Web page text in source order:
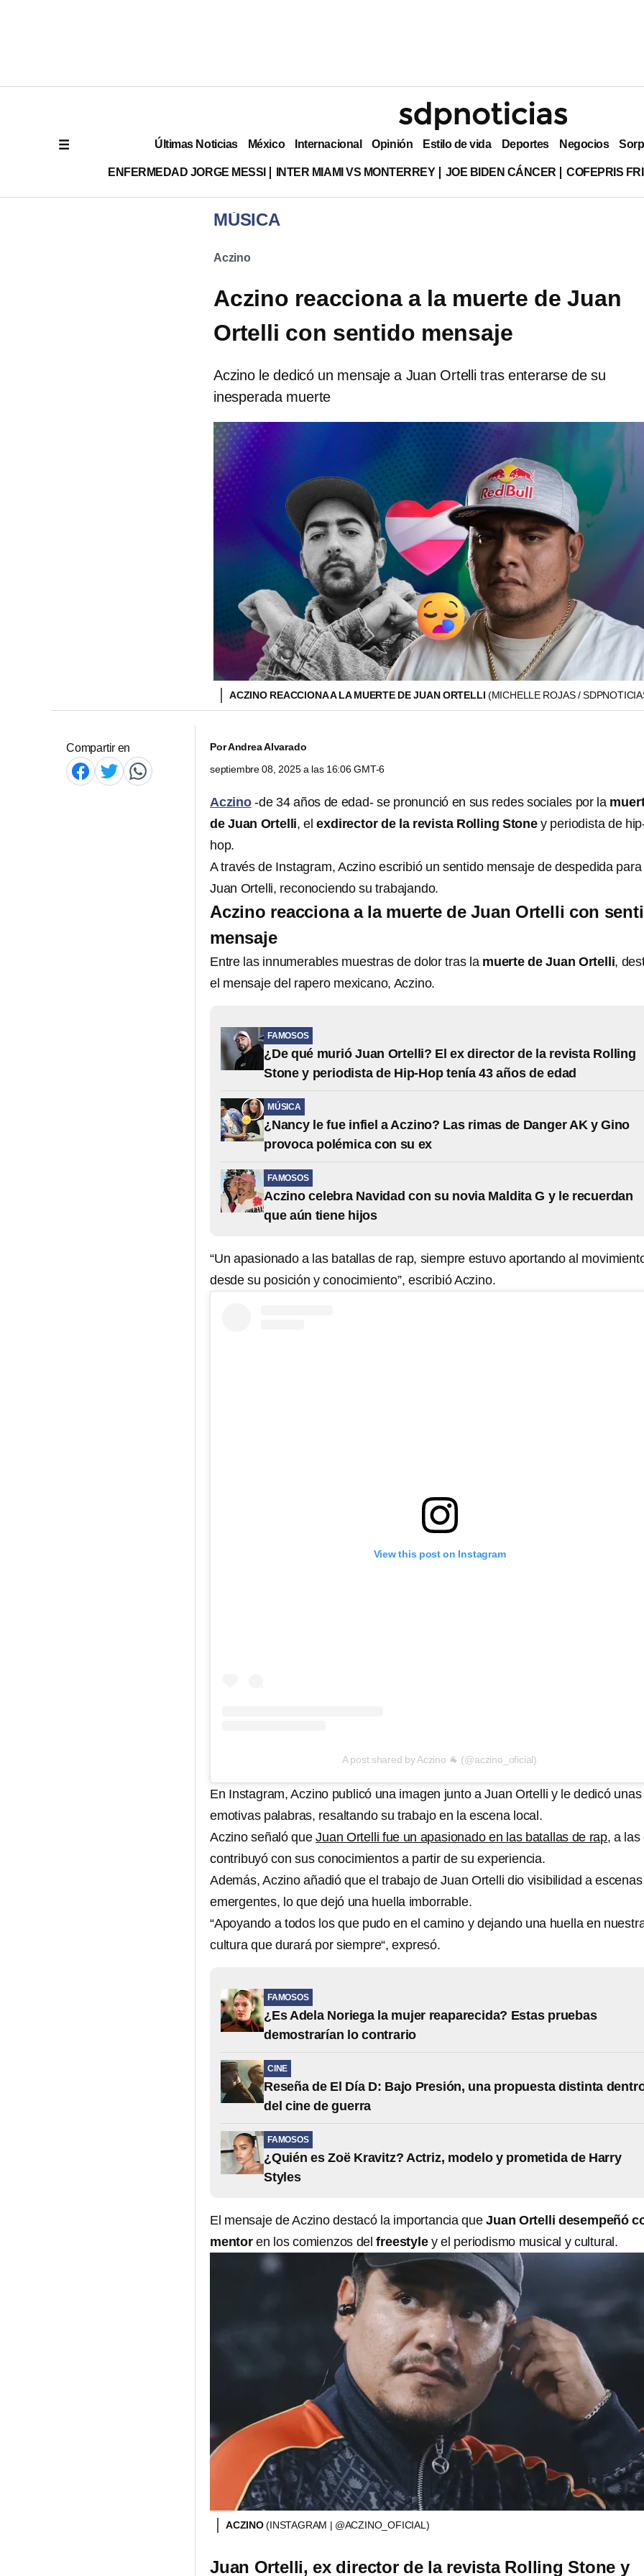
Últimas Noticias México Internacional Opinión Estilo de vida Deportes Negocios
ENFERMEDAD JORGE MESSI INTER MIAMI VS MONTERREY JOE BIDEN CÁNCER COFEPRIS
MÚSICA
Aczino
Aczino reacciona a la muerte de Juan
Ortelli con sentido mensaje
Aczino le dedicó un mensaje a Juan Ortelli tras enterarse de su
inesperada muerte
ACZINO REACCIONA A LA MUERTE DE JUAN ORTELLI (MICHELLE ROJAS /
Compartir en PorAndrea Alvarado
septiembre 08, 2025 a las 16:06 GMT-6
Aczino-de 34 años de edad- se pronunció en sus redes sociales por la
de Juan Ortelli, elexdirector de la revista Rolling Stoney periodista de
hop.
A través de Instagram, Aczino escribió un sentido mensaje de despedida para
Juan Ortelli, reconociendo su trabajando.
Aczino reacciona a la muerte de Juan Ortelli con
mensaje
Entre las innumerables muestras de dolor tras la muerte de Juan Ortelli,
el mensaje del rapero mexicano, Aczino.
FAMOSOS
¿De qué murió Juan Ortelli? El ex director de la revista Rolling
Stone y periodista de Hip-Hop tenía 43 años de edad
MÚSICA
¿Nancy le fue infiel a Aczino? Las rimas de Danger AK y Gino
provoca polémica con su ex
FAMOSOS
Aczino celebra Navidad con su novia Maldita G y le recuerdan
que aún tiene hijos
“Un apasionado a las batallas de rap, siempre estuvo aportando al
desde su posición y conocimiento”, escribió Aczino.
View this post on Instagram
A post shared by Aczino 🐐 (@aczino_oficial)
En Instagram, Aczino publicó una imagen junto a Juan Ortelli y le dedicó unas
emotivas palabras, resaltando su trabajo en la escena local.
Aczino señaló queJuan Ortelli fue un apasionado en las batallas de rap, a las
contribuyó con sus conocimientos a partir de su experiencia.
Además, Aczino añadió que el trabajo de Juan Ortelli dio visibilidad a escenas
emergentes, lo que dejó una huella imborrable.
“Apoyando a todos los que pudo en el camino y dejando una huella en
cultura que durará por siempre“, expresó.
FAMOSOS
¿Es Adela Noriega la mujer reaparecida? Estas pruebas
demostrarían lo contrario
CINE
Reseña de El Día D: Bajo Presión, una propuesta distinta
del cine de guerra
FAMOSOS
¿Quién es Zoë Kravitz? Actriz, modelo y prometida de Harry
Styles
El mensaje de Aczino destacó la importancia queJuan Ortelli desempeñó
mentoren los comienzos delfreestyley el periodismo musical y cultural.
ACZINO(INSTAGRAM | @ACZINO_OFICIAL)
Juan Ortelli, ex director de la revista Rolling Stone y